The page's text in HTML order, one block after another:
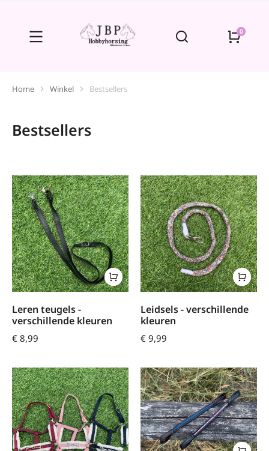
Je bent hier:
Home Winkel Bestsellers
Bestsellers
Leren teugels -
verschillende kleuren
€ 8,99
Leidsels - verschillende
kleuren
€ 9,99